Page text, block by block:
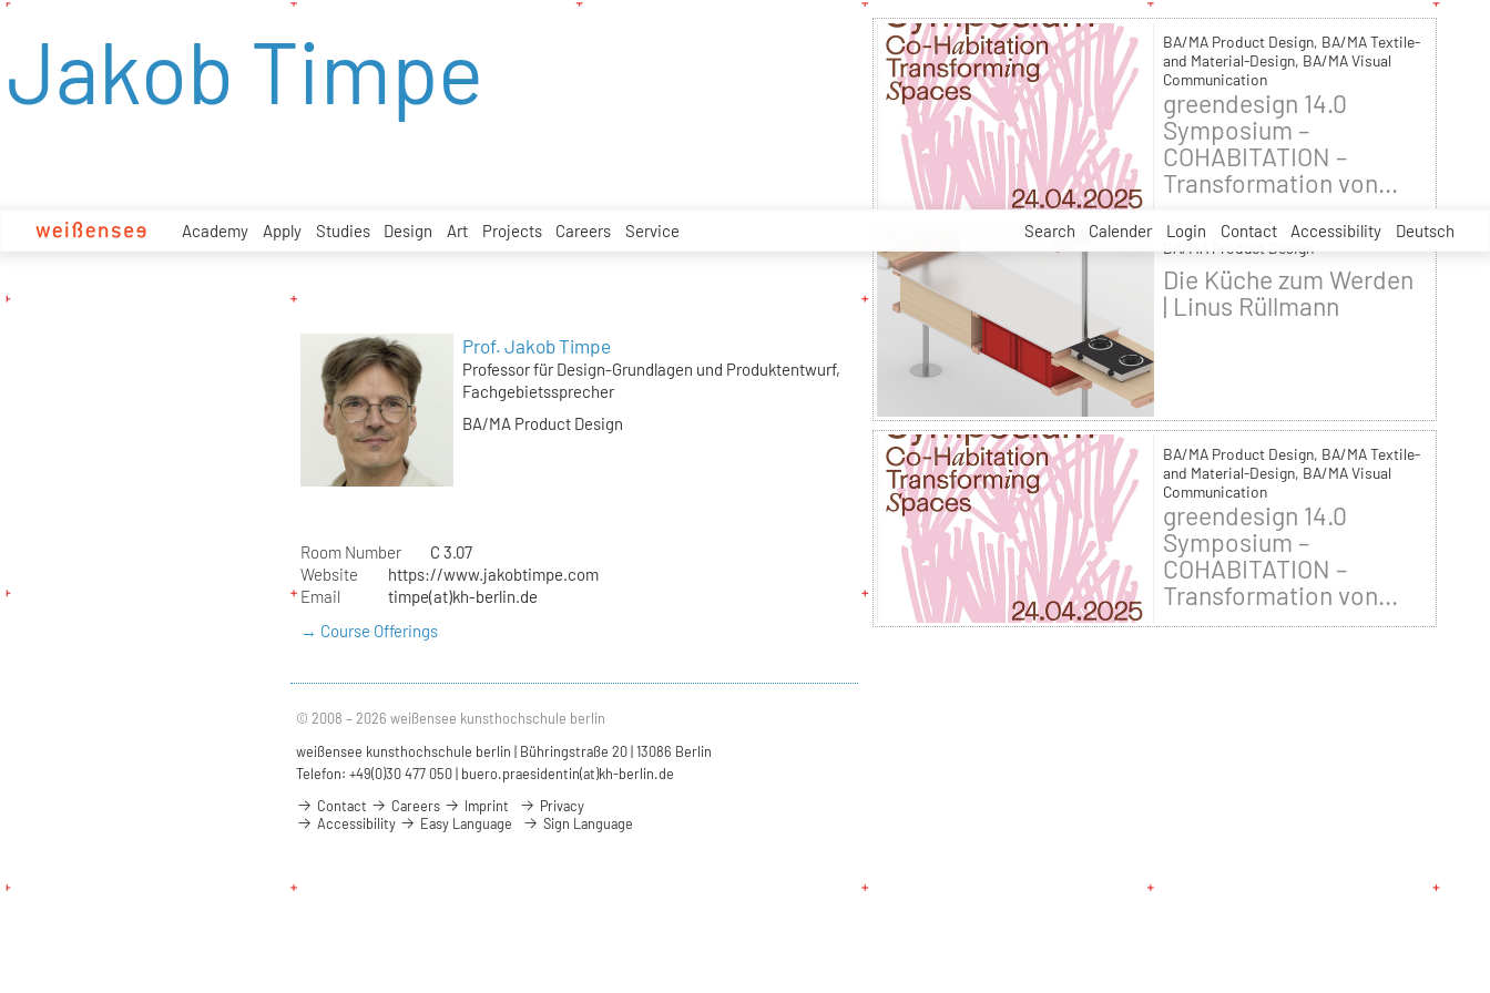
zum
Academy Apply Studies Design Art Projects Careers Service Search Calender Login Contact Accessibility Deutsch
Jakob Timpe
Prof. Jakob Timpe
Professor für Design-Grundlagen und Produktentwurf,
Fachgebietssprecher
BA/MA Product Design
Room Number
C 3.07
Website
https://www.jakobtimpe.com
Email
timpe(at)kh-berlin.de
→ Course Offerings
BA/MA Product Design, BA/MA Textile-
and Material-Design, BA/MA Visual
Communication
greendesign 14.0
Symposium –
COHABITATION –
Transformation von...
BA/MA Product Design
Die Küche zum Werden
| Linus Rüllmann
BA/MA Product Design, BA/MA Textile-
and Material-Design, BA/MA Visual
Communication
greendesign 14.0
Symposium –
COHABITATION –
Transformation von...
© 2008 – 2026 weißensee kunsthochschule berlin
weißensee kunsthochschule berlin | Bühringstraße 20 | 13086 Berlin
Telefon: +49(0)30 477 050 | buero.praesidentin(at)kh-berlin.de
Contact
Careers Imprint
Privacy
Accessibility
Easy Language Sign Language